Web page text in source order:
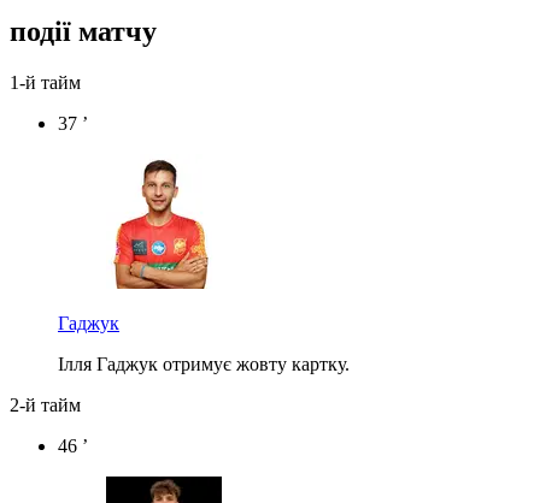
події матчу
1-й тайм
37 ’
Гаджук
Ілля Гаджук отримує жовту картку.
2-й тайм
46 ’